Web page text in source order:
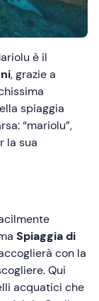
è il
, grazie a
spiaggia
“mariolu”,
la sua
Spiaggia di
con la
Qui
acquatici che